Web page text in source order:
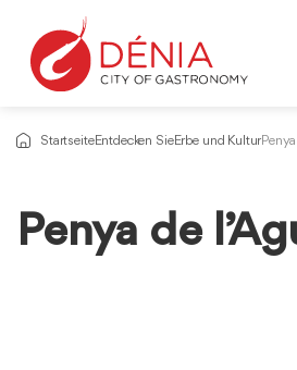
StartseiteEntdecken SieErbe und Kultur
Penya de